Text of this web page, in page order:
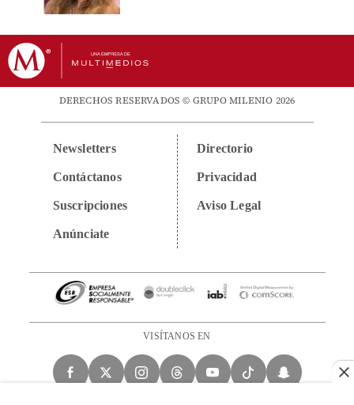
DERECHOS RESERVADOS © GRUPO MILENIO 2026
Newsletters
Contáctanos
Suscripciones
Anúnciate
Directorio
Privacidad
Aviso Legal
VISÍTANOS EN